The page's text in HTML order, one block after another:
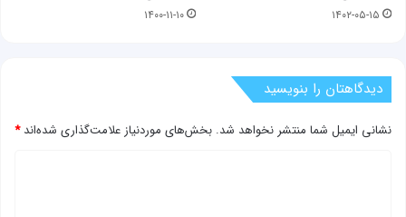
۱۴۰۲-۰۵-۱۵ ۱۴۰۰-۱۱-۱۰
دیدگاهتان را بنویسید
نشانی ایمیل شما منتشر نخواهد شد. بخش‌های موردنیاز علامت‌گذاری شده‌اند*